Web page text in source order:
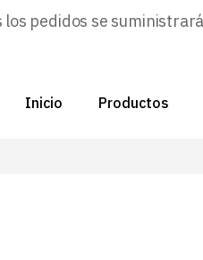
pedidos se
Inicio Productos